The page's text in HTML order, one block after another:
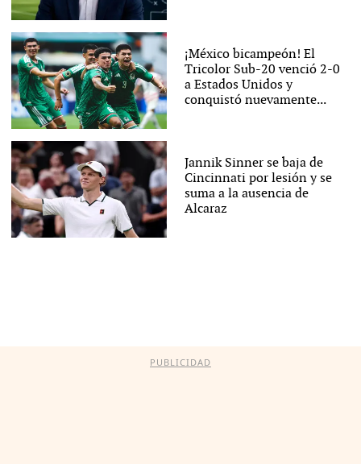
¡México bicampeón! El
Tricolor Sub-20 venció 2-0
a Estados Unidos y
conquistó nuevamente...
Jannik Sinner se baja de
Cincinnati por lesión y se
suma a la ausencia de
Alcaraz
PUBLICIDAD